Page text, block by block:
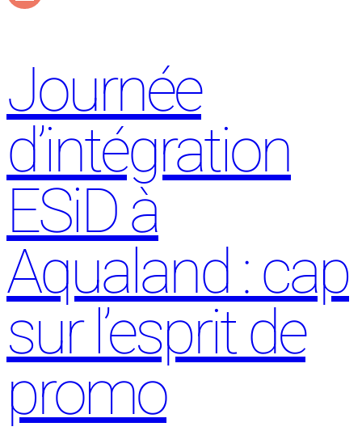
Journée
d’intégration
ESiD à
Aqualand : cap
sur l’esprit de
promo